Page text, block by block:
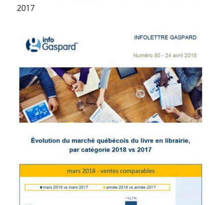
2017